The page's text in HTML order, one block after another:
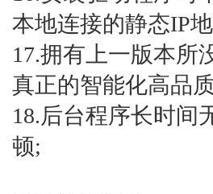
本地连接的静态IP地
17.拥有上一版本所
真正的智能化高品质
18.后台程序长时间
顿;